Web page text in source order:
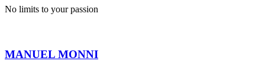
No limits to your passion
MANUEL MONNI